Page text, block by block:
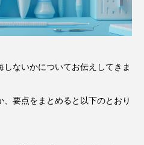
ないかについてお伝えしてきま
要点をまとめると以下のとおり